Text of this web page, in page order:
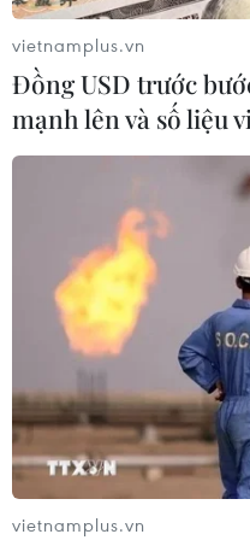
04/08/2026 07:44
Mỹ ghi nhận ca tử vong
trong mùa dịch
CƠ QUAN CHỦ QUẢN: THÔNG TẤN
Tổng Biên tập: TRẦN TIẾN
vietnamplus.vn
Đồng USD trước
mạnh lên và số liệu
vietnamplus.vn